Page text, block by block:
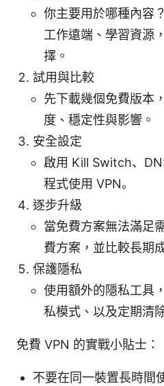
你主要用於哪種內容
工作遠端、學習資源
擇。
試用與比較
先下載幾個免費版本
度、穩定性與影響。
安全設定
啟用 Kill Switch、
程式使用 VPN。
逐步升級
當免費方案無法滿足
費方案，並比較長期
保護隱私
使用額外的隱私工具
私模式、以及定期清
免費 VPN 的實戰小貼士：
不要在同一裝置長時間